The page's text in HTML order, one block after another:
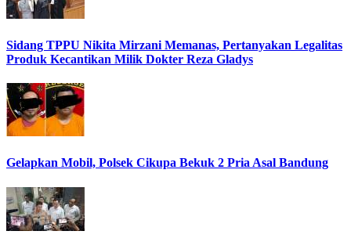
Sidang TPPU Nikita Mirzani Memanas, Pertanyakan Legalitas
Produk Kecantikan Milik Dokter Reza Gladys
Gelapkan Mobil, Polsek Cikupa Bekuk 2 Pria Asal Bandung